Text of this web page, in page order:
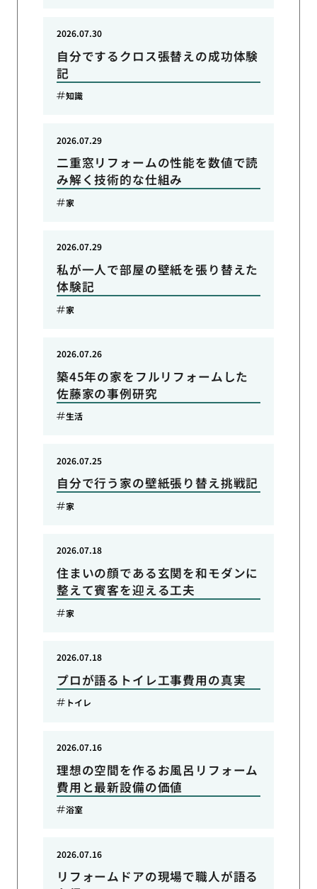
自分でするクロス張替えの成功体験
記
2026.07.30
知識
二重窓リフォームの性能を数値で読
み解く技術的な仕組み
2026.07.29
家
私が一人で部屋の壁紙を張り替えた
体験記
2026.07.29
家
築45年の家をフルリフォームした
佐藤家の事例研究
2026.07.26
生活
自分で行う家の壁紙張り替え挑戦記
2026.07.25
家
住まいの顔である玄関を和モダンに
整えて賓客を迎える工夫
2026.07.18
家
プロが語るトイレ工事費用の真実
2026.07.18
トイレ
理想の空間を作るお風呂リフォーム
費用と最新設備の価値
2026.07.16
浴室
リフォームドアの現場で職人が語る
2026.07.16